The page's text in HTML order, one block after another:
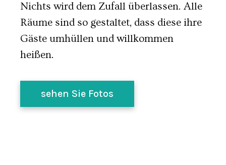
Nichts wird dem Zufall überlassen. Alle
Räume sind so gestaltet, dass diese ihre
Gäste umhüllen und willkommen
heißen.
sehen Sie Fotos